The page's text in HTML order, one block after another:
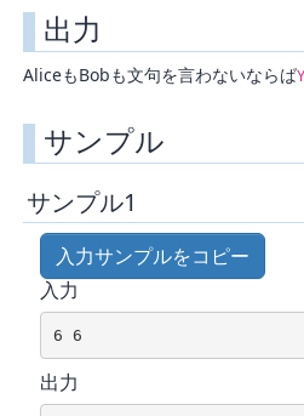
出力
AliceもBobも文句を言わないならば
サンプル
サンプル1
入力サンプルをコピー
入力
6 6
出力